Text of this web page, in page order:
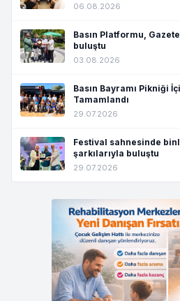
06.08.2026
Basın Platformu,
buluştu
03.08.2026
Basın Bayramı Pikniği
Tamamlandı
29.07.2026
Festival sahnesinde
şarkılarıyla buluştu
29.07.2026